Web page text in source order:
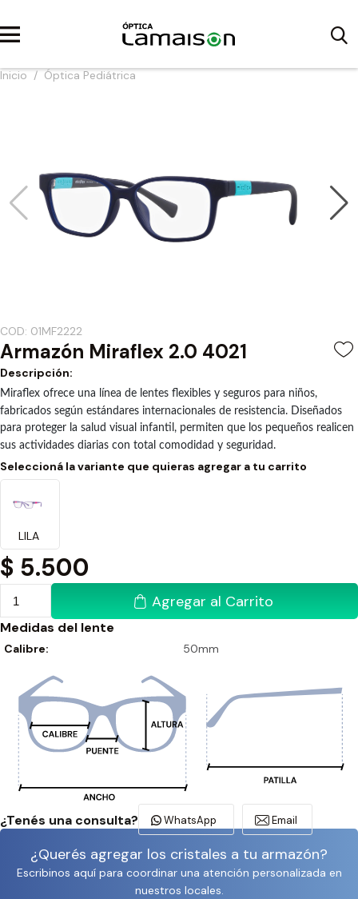
Inicio / Óptica Pediátrica
COD: 01MF2222
Armazón Miraflex 2.0 4021
Descripción:
Miraflex ofrece una línea de lentes flexibles y seguros para niños,
fabricados según estándares internacionales de resistencia. Diseñados
para proteger la salud visual infantil, permiten que los pequeños realicen
sus actividades diarias con total comodidad y seguridad.
Seleccioná la variante que quieras agregar a tu carrito
LILA
$ 5.500
Agregar al Carrito
Medidas del lente
Calibre: 50mm
¿Tenés una consulta? WhatsApp Email
¿Querés agregar los cristales a tu armazón?
Escribinos aquí para coordinar una atención personalizada en
nuestros locales.